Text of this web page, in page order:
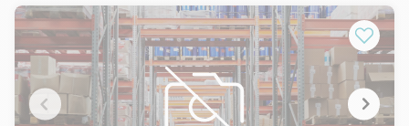
- Plateforme logistique / distribution
- Stockage industriel ou commercial
- Showroom / activité professionnelle
- Complexe sportif indoor
- Création de terrains de padel
- Salle de sport / fitness